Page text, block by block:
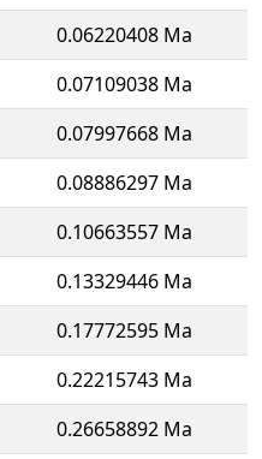
0.06220408 Ma
0.07109038 Ma
0.07997668 Ma
0.08886297 Ma
0.10663557 Ma
0.13329446 Ma
0.17772595 Ma
0.22215743 Ma
0.26658892 Ma